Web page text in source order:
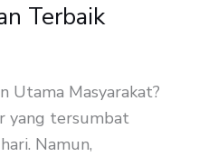
Terbaik
Utama Masyarakat?
yang tersumbat
Namun,